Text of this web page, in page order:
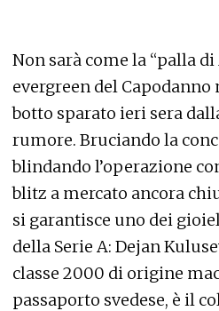
Non sarà come la “palla
evergreen del
botto sparato ieri sera
rumore. Bruciando la
blindando l’operazione
blitz a mercato ancora
si garantisce uno dei
della Serie A: Dejan
classe 2000 di origine
passaporto svedese, è il